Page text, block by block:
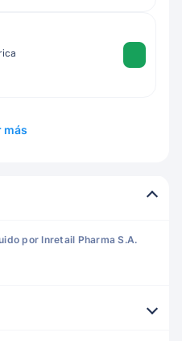
más
por Inretail Pharma S.A.